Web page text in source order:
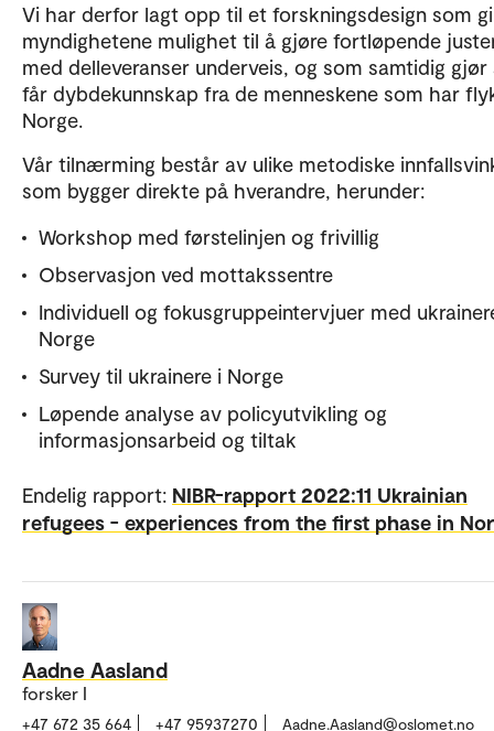
Vi har derfor lagt opp til et forskningsdesign som
myndighetene mulighet til å gjøre fortløpende
med delleveranser underveis, og som samtidig gjør
får dybdekunnskap fra de menneskene som har
Norge.
Vår tilnærming består av ulike metodiske
som bygger direkte på hverandre, herunder:
Workshop med førstelinjen og frivillig
Observasjon ved mottakssentre
Individuell og fokusgruppeintervjuer med
Norge
Survey til ukrainere i Norge
Løpende analyse av policyutvikling og
informasjonsarbeid og tiltak
Endelig rapport: NIBR-rapport 2022:11 Ukrainian
refugees - experiences from the first phase in
Aadne Aasland
forsker I
+47 672 35 664 +47 95937270 Aadne.Aasland@oslomet.no